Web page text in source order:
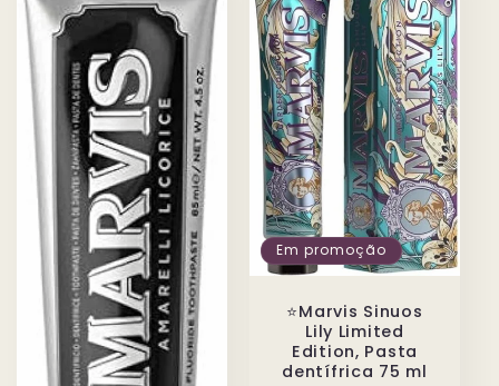
Em promoção
⭐️Marvis Sinuos
Lily Limited
Edition, Pasta
dentífrica 75 ml